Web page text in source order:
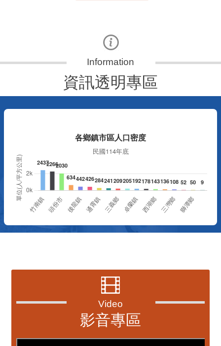
典禮，此為苗栗市第27個、全縣第236處的據
點。苗栗縣長鍾東錦上午主持揭牌儀式，頒發15
萬元開辦費，鼓勵長輩多參加據點活動，可以更
加健康、長壽。 坐落於苗栗市維祥里光華街89
號的社區照顧關懷據點，今 ...
縣
資訊透明專區